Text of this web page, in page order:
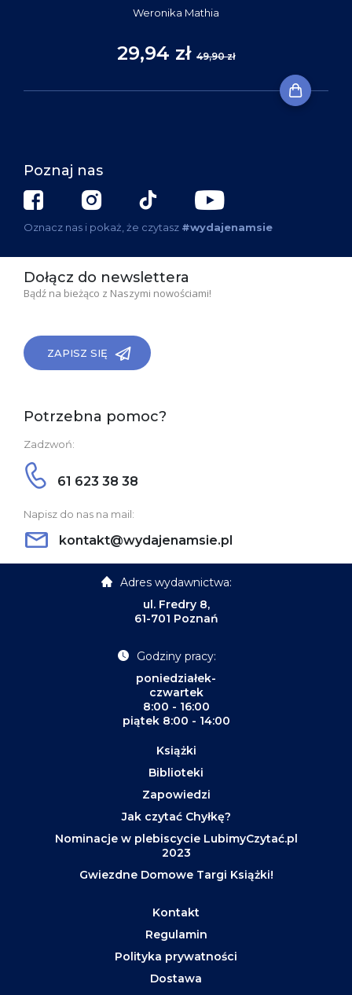
Weronika Mathia
29,94 zł 49,90 zł
Poznaj nas
Oznacz nas i pokaż, że czytasz #wydajenamsie
Dołącz do newslettera
Bądź na bieżąco z Naszymi nowościami!
ZAPISZ SIĘ
Potrzebna pomoc?
Zadzwoń:
61 623 38 38
Napisz do nas na mail:
kontakt@wydajenamsie.pl
Adres wydawnictwa:
ul. Fredry 8,
61-701 Poznań
Godziny pracy:
poniedziałek-
czwartek
8:00 - 16:00
piątek 8:00 - 14:00
Książki
Biblioteki
Zapowiedzi
Jak czytać Chyłkę?
Nominacje w plebiscycie LubimyCzytać.pl
2023
Gwiezdne Domowe Targi Książki!
Kontakt
Regulamin
Polityka prywatności
Dostawa